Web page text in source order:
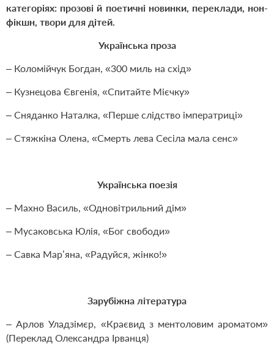
категоріях: прозові й поетичні новинки, переклади, нон-
фікшн, твори для дітей.
Українська проза
– Коломійчук Богдан, «300 миль на схід»
– Кузнецова Євгенія, «Спитайте Мієчку»
– Сняданко Наталка, «Перше слідство імператриці»
– Стяжкіна Олена, «Смерть лева Сесіла мала сенс»
Українська поезія
– Махно Василь, «Одновітрильний дім»
– Мусаковська Юлія, «Бог свободи»
– Савка Мар’яна, «Радуйся, жінко!»
Зарубіжна література
– Арлов Уладзімєр, «Краєвид з ментоловим ароматом»
(Переклад Олександра Ірванця)